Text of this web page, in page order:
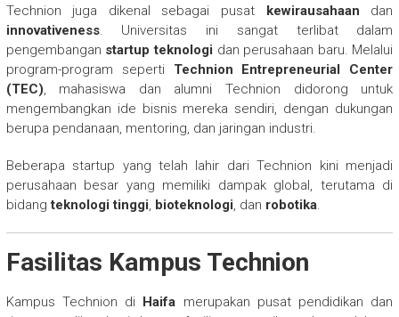
Technion juga dikenal sebagai pusat kewirausahaan dan
innovativeness. Universitas ini sangat terlibat dalam
pengembangan startup teknologi dan perusahaan baru. Melalui
program-program seperti Technion Entrepreneurial Center
(TEC), mahasiswa dan alumni Technion didorong untuk
mengembangkan ide bisnis mereka sendiri, dengan dukungan
berupa pendanaan, mentoring, dan jaringan industri.
Beberapa startup yang telah lahir dari Technion kini menjadi
perusahaan besar yang memiliki dampak global, terutama di
bidangteknologi tinggi, bioteknologi, dan robotika.
Fasilitas Kampus Technion
Kampus Technion di Haifa merupakan pusat pendidikan dan